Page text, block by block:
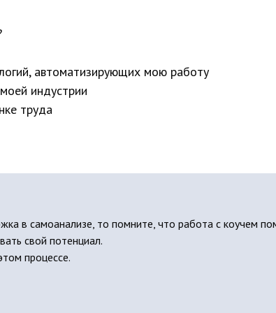
автоматизирующих мою работу
индустрии
труда
в самоанализе, то помните, что работа с коучем
свой потенциал.
процессе.